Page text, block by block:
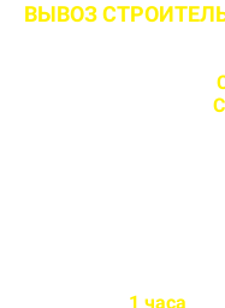
ВЫВОЗ
1 часа